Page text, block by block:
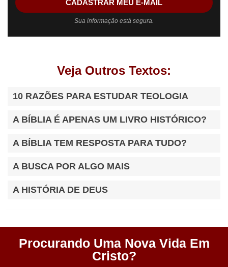
CADASTRAR MEU E-MAIL
Sua informação está segura.
Veja Outros Textos:
10 RAZÕES PARA ESTUDAR TEOLOGIA
A BÍBLIA É APENAS UM LIVRO HISTÓRICO?
A BÍBLIA TEM RESPOSTA PARA TUDO?
A BUSCA POR ALGO MAIS
A HISTÓRIA DE DEUS
Procurando Uma Nova Vida Em
Cristo?